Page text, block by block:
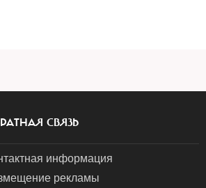
СВЯЗЬ
информация
рекламы